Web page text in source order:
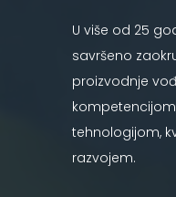
U više od 25
savršeno
proizvodnje
tehnologijom,
razvojem.